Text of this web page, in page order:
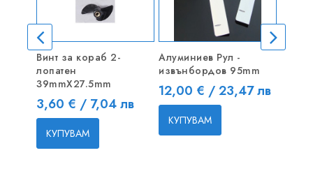
Винт за кораб 2-
лопатен
39mmX27.5mm
Цена
3,60 € / 7,04 лв
КУПУВАМ
Алуминиев Рул -
извънбордов 95mm
Цена
12,00 € / 23,47 лв
КУПУВАМ